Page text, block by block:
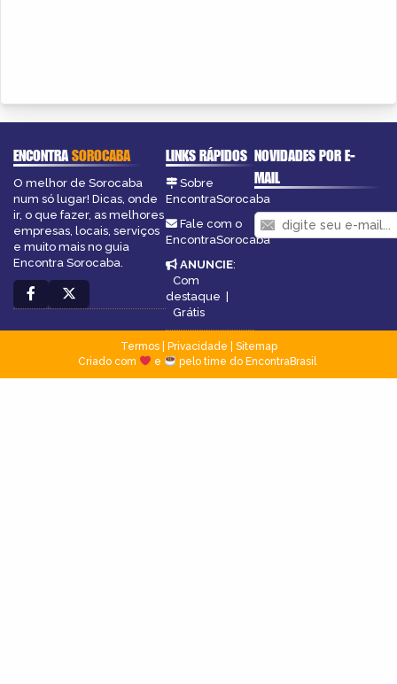
ENCONTRASOROCABA
O melhor de Sorocaba
num só lugar! Dicas, onde
ir, o que fazer, as melhores
empresas, locais, serviços
e muito mais no guia
Encontra Sorocaba.
LINKS RÁPIDOS
Sobre
EncontraSorocaba
Fale com o
EncontraSorocaba
ANUNCIE:
Com
destaque |
Grátis
NOVIDADES POR E-
MAIL
Termos| Privacidade
Sitemap
Criado com
e pelo time do EncontraBrasil